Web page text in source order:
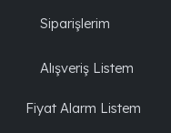
Siparişlerim
Alışveriş Listem
Fiyat Alarm Listem